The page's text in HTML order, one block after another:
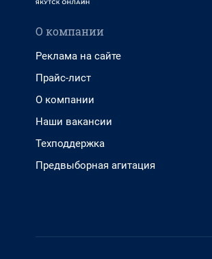
О компании
Реклама на сайте
Прайс-лист
О компании
Наши вакансии
Техподдержка
Предвыборная агитация